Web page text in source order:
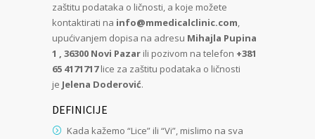
zaštitu podataka o ličnosti, a koje možete
kontaktirati na info@mmedicalclinic.com,
upućivanjem dopisa na adresu Mihajla Pupina
1 , 36300 Novi Pazar ili pozivom na telefon +381
65 4171717lice za zaštitu podataka o ličnosti
je Jelena Doderović.
DEFINICIJE
Kada kažemo “Lice” ili “Vi”, mislimo na sva